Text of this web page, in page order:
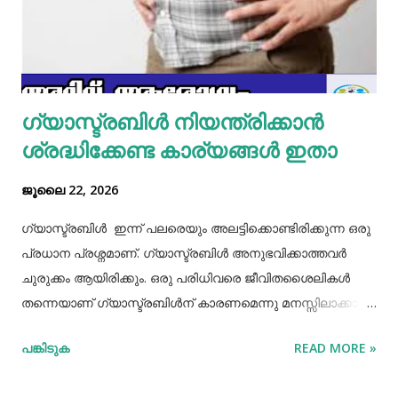
പൊട്ടിച്ച് ഒഴിക്കാം കൂടെത്തന്നെ പാൽ, കുരുമുളകുപൊടി, ഉപ്പ്,
മല്ലിയില എന്നിവ ചേർത്തൊരു മിക്സ്‌ തയാറാക്കാം. ഇനി
ഒരു പാനിൽ കുറച്ച് നെയ്യ് തടവിയ ശേഷം അതിൽ തയാ...
ഗ്യാസ്ട്രബിൾ നിയന്ത്രിക്കാൻ
ശ്രദ്ധിക്കേണ്ട കാര്യങ്ങൾ ഇതാ
ജൂലൈ 22, 2026
ഗ്യാസ്ട്രബിൾ ഇന്ന് പലരെയും അലട്ടിക്കൊണ്ടിരിക്കുന്ന ഒരു
പ്രധാന പ്രശ്നമാണ്. ഗ്യാസ്ട്രബിൾ അനുഭവിക്കാത്തവർ
ചുരുക്കം ആയിരിക്കും. ഒരു പരിധിവരെ ജീവിതശൈലികൾ
തന്നെയാണ് ഗ്യാസ്ട്രബിൾന് കാരണമെന്നു മനസ്സിലാക്കാം.
കഴിക്കൽ, ഭക്ഷണം ചവച്ചരച്ച് കഴിക്കാതിരിക്കൽ, വിശപ്പും
പങ്കിടുക READ MORE »